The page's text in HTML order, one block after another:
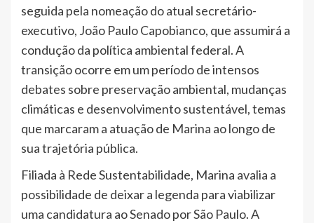
seguida pela nomeação do atual secretário-
executivo, João Paulo Capobianco, que assumirá a
condução da política ambiental federal. A
transição ocorre em um período de intensos
debates sobre preservação ambiental, mudanças
climáticas e desenvolvimento sustentável, temas
que marcaram a atuação de Marina ao longo de
sua trajetória pública.
Filiada à Rede Sustentabilidade, Marina avalia a
possibilidade de deixar a legenda para viabilizar
uma candidatura ao Senado por São Paulo. A